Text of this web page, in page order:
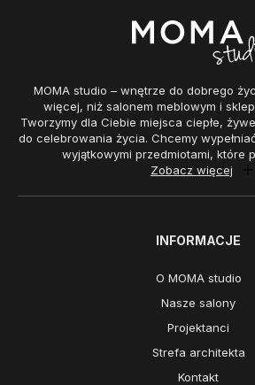
MOMA studio – wnętrze do dobrego
więcej, niż salonem meblowym i
Tworzymy dla Ciebie miejsca ciepłe,
do celebrowania życia. Chcemy
wyjątkowymi przedmiotami, które
Zobacz więcej
INFORMACJE
O MOMA studio
Nasze salony
Projektanci
Strefa architekta
Kontakt